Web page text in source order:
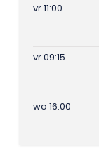
vr 11:00
vr 09:15
wo 16:00